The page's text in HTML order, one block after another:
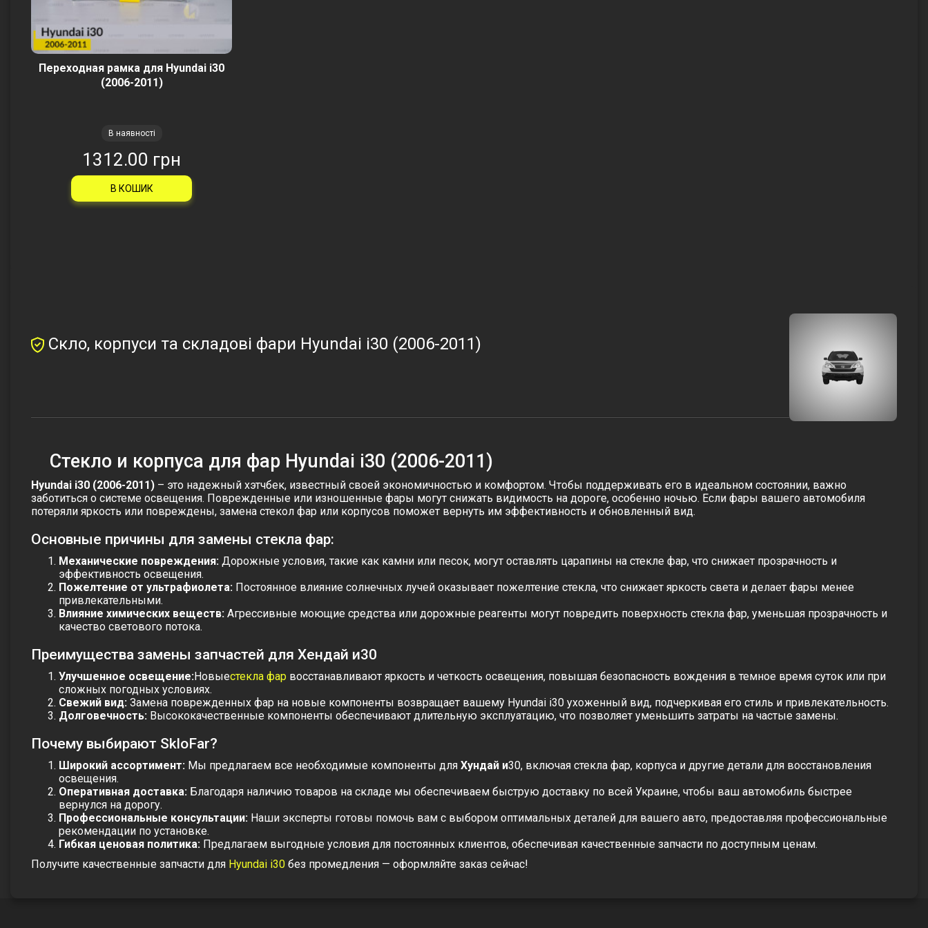
Переходная рамка для Hyundai i30
(2006-2011)
В наявності
1312.00 грн
В КОШИК
Скло, корпуси та складові фари Hyundai i30 (2006-2011)
Стекло и корпуса для фар Hyundai i30 (2006-2011)
Hyundai i30 (2006-2011) – это надежный хэтчбек, известный своей экономичностью и комфортом. Чтобы поддерживать его в идеальном состоянии, важно
заботиться о системе освещения. Поврежденные или изношенные фары могут снижать видимость на дороге, особенно ночью. Если фары вашего автомобиля
потеряли яркость или повреждены, замена стекол фар или корпусов поможет вернуть им эффективность и обновленный вид.
Основные причины для замены стекла фар:
Механические повреждения: Дорожные условия, такие как камни или песок, могут оставлять царапины на стекле фар, что снижает прозрачность и
эффективность освещения.
Пожелтение от ультрафиолета: Постоянное влияние солнечных лучей оказывает пожелтение стекла, что снижает яркость света и делает фары менее
привлекательными.
Влияние химических веществ: Агрессивные моющие средства или дорожные реагенты могут повредить поверхность стекла фар, уменьшая прозрачность и
качество светового потока.
Преимущества замены запчастей для Хендай и30
Улучшенное освещение:Новыестекла фар восстанавливают яркость и четкость освещения, повышая безопасность вождения в темное время суток или при
сложных погодных условиях.
Свежий вид: Замена поврежденных фар на новые компоненты возвращает вашему Hyundai i30 ухоженный вид, подчеркивая его стиль и привлекательность.
Долговечность: Высококачественные компоненты обеспечивают длительную эксплуатацию, что позволяет уменьшить затраты на частые замены.
Почему выбирают SkloFar?
Широкий ассортимент: Мы предлагаем все необходимые компоненты для Хундай и30, включая стекла фар, корпуса и другие детали для восстановления
освещения.
Оперативная доставка: Благодаря наличию товаров на складе мы обеспечиваем быструю доставку по всей Украине, чтобы ваш автомобиль быстрее
вернулся на дорогу.
Профессиональные консультации: Наши эксперты готовы помочь вам с выбором оптимальных деталей для вашего авто, предоставляя профессиональные
рекомендации по установке.
Гибкая ценовая политика: Предлагаем выгодные условия для постоянных клиентов, обеспечивая качественные запчасти по доступным ценам.
Получите качественные запчасти для Hyundai i30 без промедления — оформляйте заказ сейчас!